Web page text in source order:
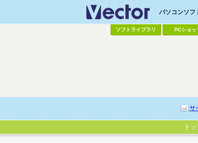
パソコンソフ
ソフトライブラリ PCショッ
サ
ト